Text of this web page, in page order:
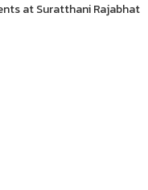
at Suratthani Rajabhat